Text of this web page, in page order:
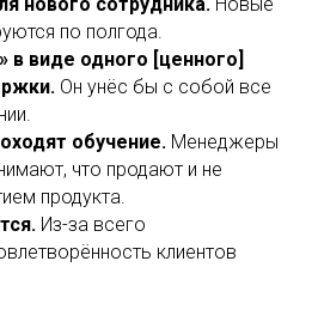
по полгода.
в виде одного [ценного]
Он унёс бы с собой все
обучение. Менеджеры
что продают и не
продукта.
Из-за всего
клиентов